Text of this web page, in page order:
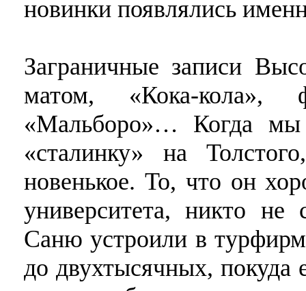
новинки появлялись
Заграничные записи
матом, «Кока-кола»,
«Мальборо»… Когда
«сталинку» на
новенькое. То, что он
университета, никто не
Саню устроили в
до двухтысячных,